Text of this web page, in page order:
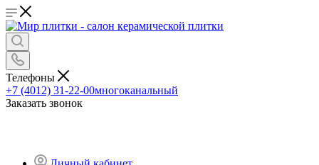
Телефоны
+7 (4012) 31-22-00многоканальный
Заказать звонок